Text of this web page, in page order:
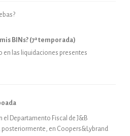
BINs? (7ª temporada)
en las liquidaciones presentes
el Departamento Fiscal de J&B
posteriormente, en Coopers&Lybrand